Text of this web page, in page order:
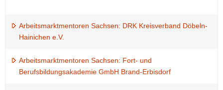
Arbeitsmarktmentoren Sachsen: DRK Kreisverband Döbeln-
Hainichen e.V.
Arbeitsmarktmentoren Sachsen: Fort- und
Berufsbildungsakademie GmbH Brand-Erbisdorf